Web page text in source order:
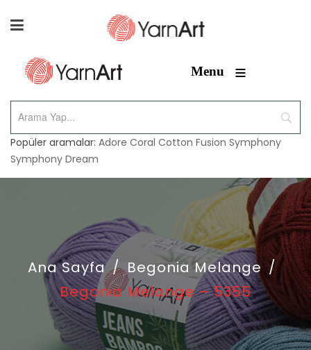
Menu ≡
Popüler aramalar: Adore Coral Cotton Fusion Symphony
Symphony Dream
Ana Sayfa / Begonia Melange /
Begonia Melange – 5355